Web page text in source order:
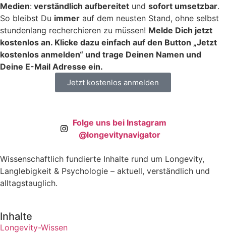
Medien: verständlich aufbereitet und sofort umsetzbar.
So bleibst Du immer auf dem neusten Stand, ohne selbst
stundenlang recherchieren zu müssen! Melde Dich jetzt
kostenlos an. Klicke dazu einfach auf den Button „Jetzt
kostenlos anmelden“ und trage Deinen Namen und
Deine E-Mail Adresse ein.
Jetzt kostenlos anmelden
Folge uns bei Instagram
@longevitynavigator
Wissenschaftlich fundierte Inhalte rund um Longevity,
Langlebigkeit & Psychologie – aktuell, verständlich und
alltagstauglich.
Inhalte
Longevity-Wissen